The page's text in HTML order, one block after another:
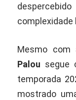
complexidade
Mesmo com
Palou segue
temporada
mostrado